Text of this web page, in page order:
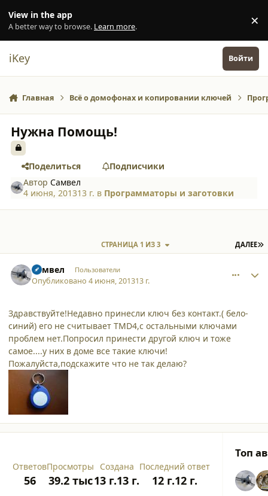
View in the app
A better way to browse. Learn more. ×
iKey Войти
Главная Всё о домофонах и копировании ключей
Нужна Помощь!
Поделиться
Подписчики
АвторСамвел
4 июня, 201313 г. в Программаторы и заготовки
ДАЛЕЕ
СТРАНИЦА 1 ИЗ 3
Самвел Пользователи
Опубликовано4 июня, 201313 г.
Здравствуйте!Недавно принесли ключ без контакт.( бело-
синий) его не считывает TMD4,с остальными ключами
проблем нет.Попросил принести другой ключ и тоже
самое....у них в доме все такие ключи!
Пожалуйста,подскажите что не так делаю?
Ответов
56
Просмотры
39.2 тыс
Создана
13 г.13 г.
Последний ответ
12 г.12 г.
Топ